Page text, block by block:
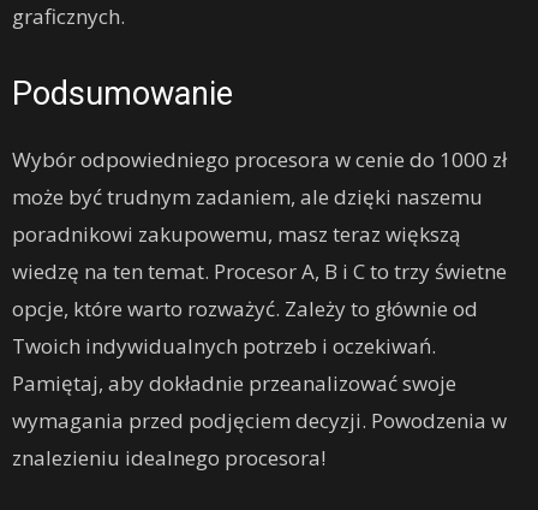
graficznych.
Podsumowanie
Wybór odpowiedniego procesora w cenie do 1000 zł
może być trudnym zadaniem, ale dzięki naszemu
poradnikowi zakupowemu, masz teraz większą
wiedzę na ten temat. Procesor A, B i C to trzy świetne
opcje, które warto rozważyć. Zależy to głównie od
Twoich indywidualnych potrzeb i oczekiwań.
Pamiętaj, aby dokładnie przeanalizować swoje
wymagania przed podjęciem decyzji. Powodzenia w
znalezieniu idealnego procesora!